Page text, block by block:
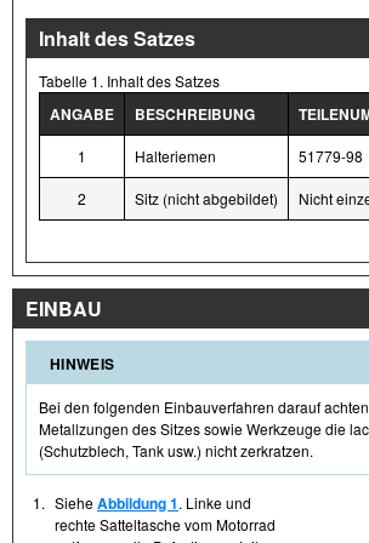
Inhalt des Satzes
Tabelle 1. Inhalt des Satzes
ANGABE BESCHREIBUNG
1 Halteriemen 51779-98
2 Sitz (nicht abgebildet) Nicht
EINBAU
HINWEIS
Bei den folgenden Einbauverfahren darauf
Metallzungen des Sitzes sowie Werkzeuge die
(Schutzblech, Tank usw.) nicht zerkratzen.
1. SieheAbbildung 1. Linke und
rechte Satteltasche vom Motorrad